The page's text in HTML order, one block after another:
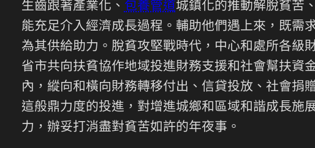
生齒跟著產業化、 包養管道城鎮化的推動解脫貧苦
能充足介入經濟成長過程。輔助他們遇上來，既需
為其供給助力。脫貧攻堅戰時代，中心和處所各級
省市共向扶貧協作地域投進財務支援和社會幫扶資
內，縱向和橫向財務轉移付出、信貸投放、社會捐
這般鼎力度的投進，對增進城鄉和區域和諧成長施
力，辦妥打消盡對貧苦如許的年夜事。